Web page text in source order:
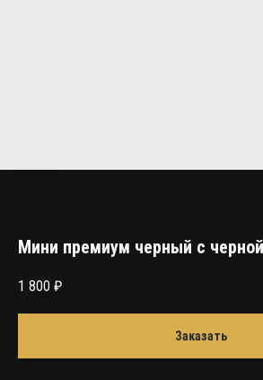
Мини премиум черный с
1 800 ₽
Заказать